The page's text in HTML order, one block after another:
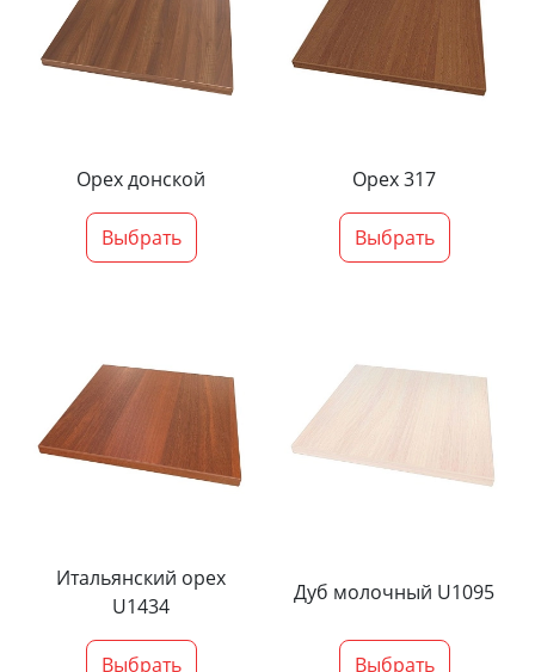
Орех донской
Выбрать
Орех 317
Выбрать
Итальянский орех
U1434
Выбрать
Дуб молочный U1095
Выбрать